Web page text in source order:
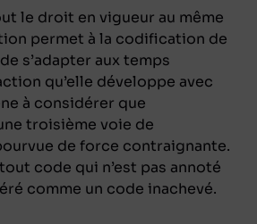
le droit en vigueur au même
permet à la codification de
s’adapter aux temps
qu’elle développe avec
à considérer que
troisième voie de
de force contraignante.
code qui n’est pas annoté
comme un code inachevé.